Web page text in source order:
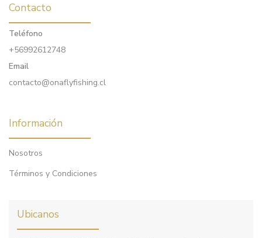
Contacto
Teléfono
+56992612748
Email
contacto@onaflyfishing.cl
Información
Nosotros
Términos y Condiciones
Ubicanos